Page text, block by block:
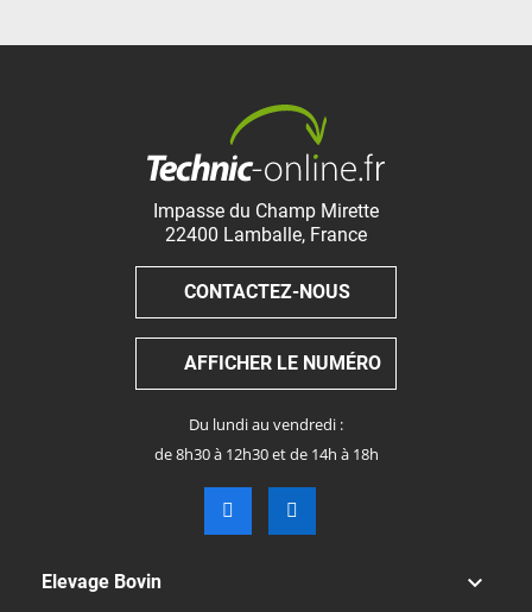
Impasse du Champ Mirette
22400 Lamballe, France
CONTACTEZ-NOUS
AFFICHER LE NUMÉRO
Du lundi au vendredi :
de 8h30 à 12h30 et de 14h à 18h
Elevage Bovin 